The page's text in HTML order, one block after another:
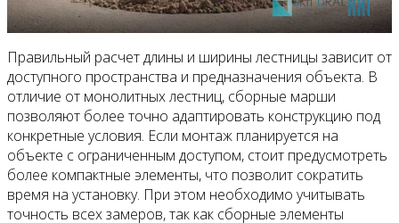
Правильный расчет длины и ширины лестницы зависит от
доступного пространства и предназначения объекта. В
отличие от монолитных лестниц, сборные марши
позволяют более точно адаптировать конструкцию под
конкретные условия. Если монтаж планируется на
объекте с ограниченным доступом, стоит предусмотреть
более компактные элементы, что позволит сократить
время на установку. При этом необходимо учитывать
точность всех замеров, так как сборные элементы